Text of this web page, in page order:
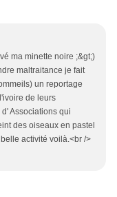
ma minette noire ;&gt;)
maltraitance je fait
un reportage
de leurs
Associations qui
des oiseaux en pastel
activité voilà.<br />